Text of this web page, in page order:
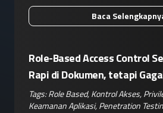
Baca
Role-Based Access Control
Rapi di Dokumen, tetapi
Operasional Nyata
Tags:Role Based,Kontrol Akses,
Keamanan Aplikasi,Penetration